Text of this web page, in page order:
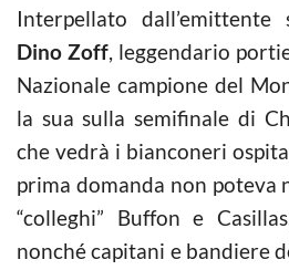
Interpellato dall’emittente
Dino Zoff, leggendario
Nazionale campione del
la sua sulla semifinale di
che vedrà i bianconeri
prima domanda non poteva
“colleghi” Buffon e
nonché capitani e bandiere